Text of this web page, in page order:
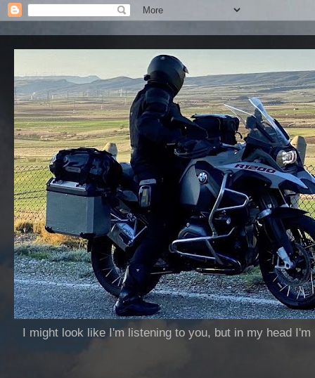
I might look like I'm listening to you, but in my head